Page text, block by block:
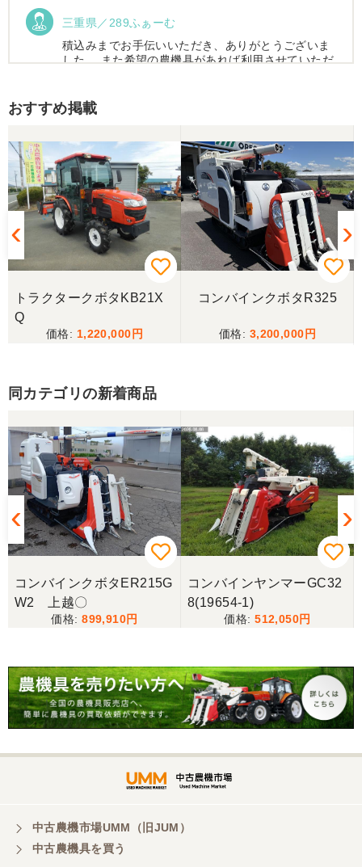
三重県／289ふぁーむ
積込みまでお手伝いいただき、ありがとうございま
した。 また希望の農機具があれば利用させていただ
この度はお世話になりました。また、機会があれば
よろしくお願いします。
三重県／ユウスケ
購入から引き取りまでスムーズでした。ありがとう
ございました。
当方の要望に対して、素早く対応していただき感謝
スタッフの鈴木さんが親切で機械に詳しく 丁寧にご
対応頂きました。 ありがとう！ 少し距離はあります
が、今後も農機具を買う際はのうき屋さんを利用し
ようと思います。
三重県／miraisann
写真と現物が違いすぎる
三重県／谷本勝美
こちらの、対応も、よく、大変、満足、です。
三重県／谷本勝美
こちらの、対応、も、よくして、くれました。
対応も、よくしてくれました、有難うございまし
三重県／山本
おすすめ掲載
トラクタークボタKB21X
Q
1,220,000
コンバインクボタR325
3,200,000
同カテゴリの新着商品
コンバインクボタER215G
W2 上越〇
899,910
コンバインヤンマーGC32
8(19654-1)
512,050
中古農機市場UMM（旧JUM）
中古農機具を買う